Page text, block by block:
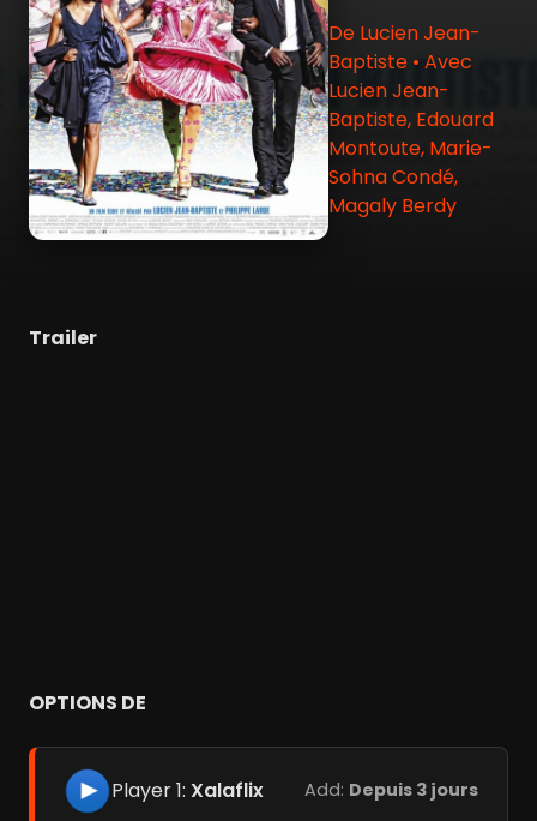
De Lucien Jean-
Baptiste • Avec
Lucien Jean-
Baptiste, Edouard
Montoute, Marie-
Sohna Condé,
Magaly Berdy
Trailer
OPTIONS DE
Player 1: Xalaflix Add: Depuis 3 jours